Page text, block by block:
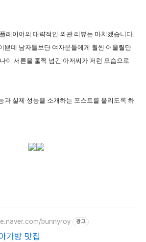
레이어의 대략적인 외관 리뷰는 마치겠습니다.
쁜데 남자들보단 여자분들에게 훨씬 어울릴만
이 서른을 훌쩍 넘긴 아저씨가 저런 모습으로
과 실제 성능을 소개하는 포스트를 올리도록 하
bunnyroy 광고
가방 맛집